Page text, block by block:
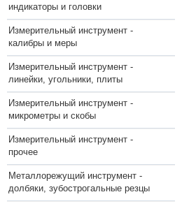
индикаторы и головки
Измерительный инструмент -
калибры и меры
Измерительный инструмент -
линейки, угольники, плиты
Измерительный инструмент -
микрометры и скобы
Измерительный инструмент -
прочее
Металлорежущий инструмент -
долбяки, зубострогальные резцы